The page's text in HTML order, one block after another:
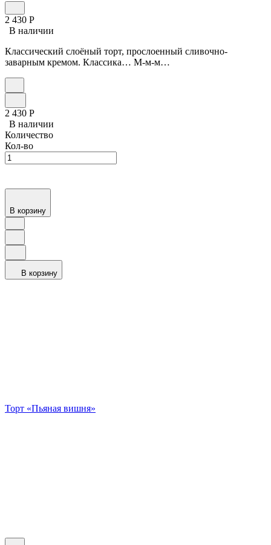
2 430 Р
В наличии
Классический слоёный торт, прослоенный сливочно-
заварным кремом. Классика… М-м-м…
2 430 Р
В наличии
Количество
Кол-во
В корзину
В корзину
Торт «Пьяная вишня»